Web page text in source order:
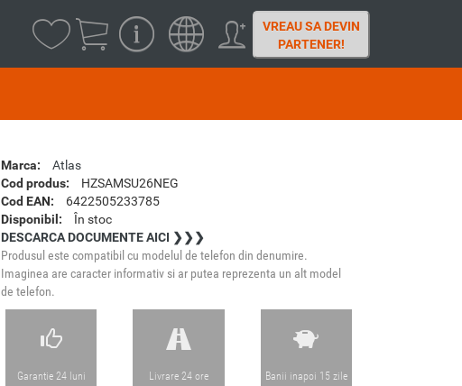
VREAU SA DEVIN
PARTENER!
Marca:
Atlas
Cod produs:
HZSAMSU26NEG
Cod EAN:
6422505233785
Disponibil:
În stoc
DESCARCA DOCUMENTE AICI ❯❯❯
Produsul este compatibil cu modelul de telefon din denumire.
Imaginea are caracter informativ si ar putea reprezenta un alt model
de telefon.
Garantie 24 luni Livrare 24 ore Banii inapoi 15 zile